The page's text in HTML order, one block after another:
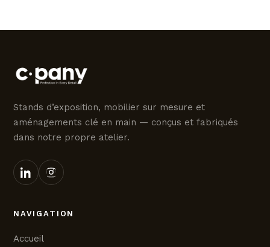
Stands d’exposition, mobilier sur mesure et
aménagements clé en main — conçus et fabriqués
dans notre propre atelier.
NAVIGATION
Accueil